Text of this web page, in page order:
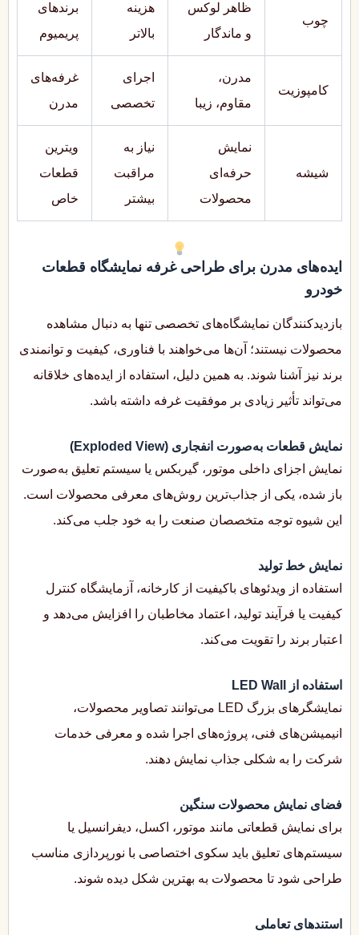
چوب
ظاهر لوکس
و ماندگار
هزینه
بالاتر
برندهای
پریمیوم
کامپوزیت
مدرن،
مقاوم، زیبا
اجرای
تخصصی
غرفه‌های
مدرن
شیشه
نمایش
حرفه‌ای
محصولات
نیاز به
مراقبت
بیشتر
ویترین
قطعات
خاص
ایده‌های مدرن برای طراحی غرفه نمایشگاه قطعات
خودرو
بازدیدکنندگان نمایشگاه‌های تخصصی تنها به دنبال مشاهده
محصولات نیستند؛ آن‌ها می‌خواهند با فناوری، کیفیت و توانمندی
برند نیز آشنا شوند. به همین دلیل، استفاده از ایده‌های خلاقانه
می‌تواند تأثیر زیادی بر موفقیت غرفه داشته باشد.
نمایش قطعات به‌صورت انفجاری (Exploded View)
نمایش اجزای داخلی موتور، گیربکس یا سیستم تعلیق به‌صورت
باز شده، یکی از جذاب‌ترین روش‌های معرفی محصولات است.
این شیوه توجه متخصصان صنعت را به خود جلب می‌کند.
نمایش خط تولید
استفاده از ویدئوهای باکیفیت از کارخانه، آزمایشگاه کنترل
کیفیت یا فرآیند تولید، اعتماد مخاطبان را افزایش می‌دهد و
اعتبار برند را تقویت می‌کند.
استفاده از LED Wall
نمایشگرهای بزرگ LED می‌توانند تصاویر محصولات،
انیمیشن‌های فنی، پروژه‌های اجرا شده و معرفی خدمات
شرکت را به شکلی جذاب نمایش دهند.
فضای نمایش محصولات سنگین
برای نمایش قطعاتی مانند موتور، اکسل، دیفرانسیل یا
سیستم‌های تعلیق باید سکوی اختصاصی با نورپردازی مناسب
طراحی شود تا محصولات به بهترین شکل دیده شوند.
استندهای تعاملی